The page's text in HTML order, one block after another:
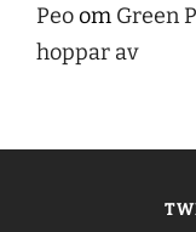
Peoom Green
hoppar av